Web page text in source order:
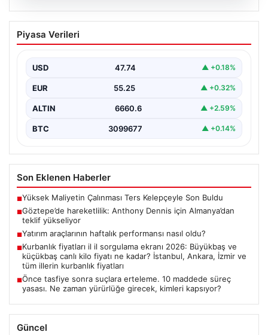
CANLI | Hapoel Beer Sheva – Kızıl Yıldız
Canlı Maç Anlatımı
Piyasa Verileri
USD 47.74 ▲ +0.18%
EUR 55.25 ▲ +0.32%
ALTIN 6660.6 ▲ +2.59%
BTC 3099677 ▲ +0.14%
Son Eklenen Haberler
■Yüksek Maliyetin Çalınması Ters Kelepçeyle Son Buldu
■Göztepe’de hareketlilik: Anthony Dennis için Almanya’dan
teklif yükseliyor
■Yatırım araçlarının haftalık performansı nasıl oldu?
■Kurbanlık fiyatları il il sorgulama ekranı 2026: Büyükbaş ve
küçükbaş canlı kilo fiyatı ne kadar? İstanbul, Ankara, İzmir ve
tüm illerin kurbanlık fiyatları
■Önce tasfiye sonra suçlara erteleme. 10 maddede süreç
yasası. Ne zaman yürürlüğe girecek, kimleri kapsıyor?
Güncel